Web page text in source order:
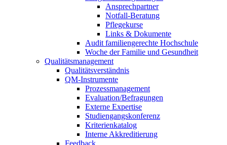
Ansprechpartner
Notfall-Beratung
Pflegekurse
Links & Dokumente
Audit familiengerechte Hochschule
Woche der Familie und Gesundheit
Qualitätsmanagement
Qualitätsverständnis
QM-Instrumente
Prozessmanagement
Evaluation/Befragungen
Externe Expertise
Studiengangskonferenz
Kriterienkatalog
Interne Akkreditierung